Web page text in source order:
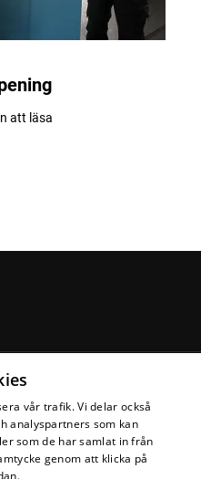
att läsa
vår trafik. Vi delar också
analyspartners som kan
som de har samlat in från
genom att klicka på